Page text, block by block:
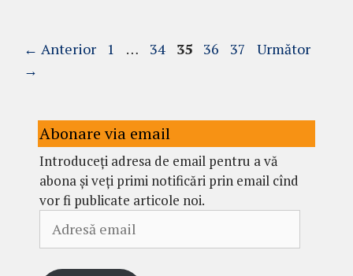
← Anterior Pagina
1 … Pagina
34 Pagina
35 Pagina
36 Pagina
37
Următor
→
Abonare via email
Introduceți adresa de email pentru a vă
abona și veți primi notificări prin email cînd
vor fi publicate articole noi.
email